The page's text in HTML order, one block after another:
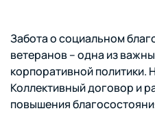
Забота о социальном
ветеранов – одна из
корпоративной политики.
Коллективный договор и
повышения